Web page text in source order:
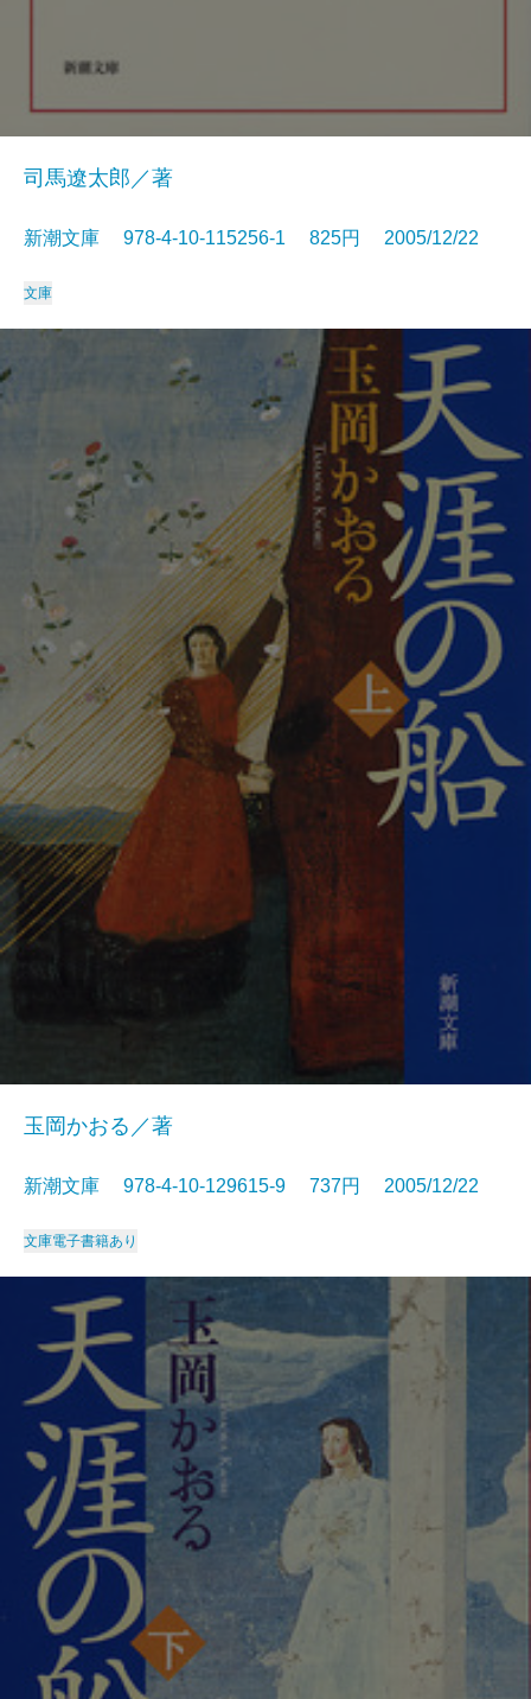
司馬遼太郎／著
新潮文庫 978-4-10-115256-1 825円 2005/12/22
文庫
玉岡かおる／著
新潮文庫 978-4-10-129615-9 737円 2005/12/22
文庫電子書籍あり